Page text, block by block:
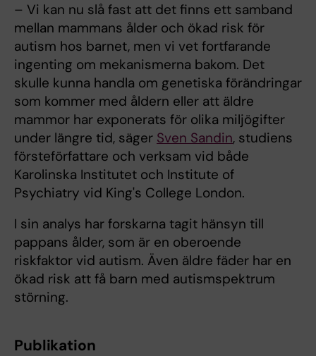
– Vi kan nu slå fast att det finns ett samband
mellan mammans ålder och ökad risk för
autism hos barnet, men vi vet fortfarande
ingenting om mekanismerna bakom. Det
skulle kunna handla om genetiska förändringar
som kommer med åldern eller att äldre
mammor har exponerats för olika miljögifter
under längre tid, säger Sven Sandin, studiens
försteförfattare och verksam vid både
Karolinska Institutet och Institute of
Psychiatry vid King's College London.
I sin analys har forskarna tagit hänsyn till
pappans ålder, som är en oberoende
riskfaktor vid autism. Även äldre fäder har en
ökad risk att få barn med autismspektrum
störning.
Publikation